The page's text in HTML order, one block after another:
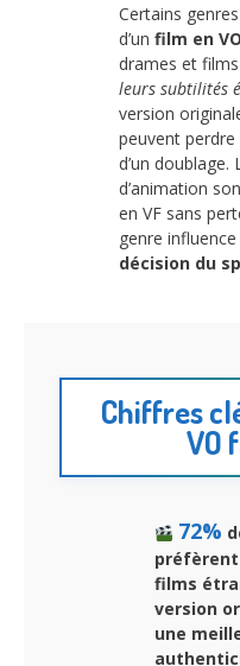
Certains
d’un film en
drames et
leurs subtilités
version
peuvent
d’un doublage.
d’animation
en VF sans
genre
décision du
Chiffres
VO
72%
films
version
une